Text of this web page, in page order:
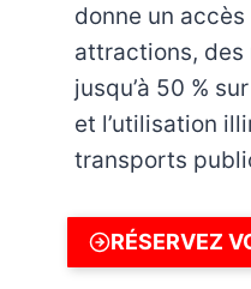
donne un
attractions,
jusqu’à 50 %
et l’utilisation
transports
RÉSERVEZ